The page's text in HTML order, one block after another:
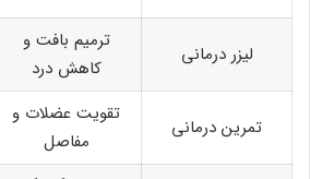
لیزر درمانی
ترمیم بافت و
کاهش درد
تمرین درمانی
تقویت عضلات و
مفاصل